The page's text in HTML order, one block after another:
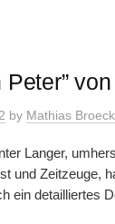
Peter”
by Mathias
Langer,
und Zeitzeuge,
ein detailliertes